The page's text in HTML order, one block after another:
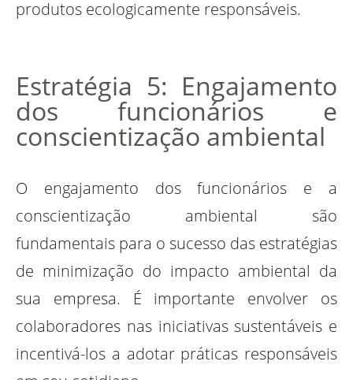
produtos ecologicamente responsáveis.
Estratégia 5: Engajamento
dos funcionários e
conscientização ambiental
O engajamento dos funcionários e a
conscientização ambiental são
fundamentais para o sucesso das estratégias
de minimização do impacto ambiental da
sua empresa. É importante envolver os
colaboradores nas iniciativas sustentáveis e
incentivá-los a adotar práticas responsáveis